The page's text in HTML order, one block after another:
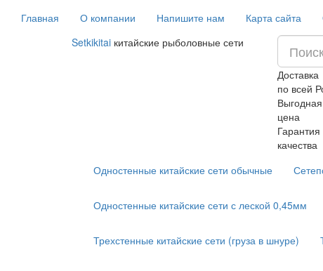
Главная О компании Напишите нам Карта сайта
Setkikitai китайские рыболовные сети
Доставка
по всей
Выгодная
цена
Гарантия
качества
Одностенные китайские сети обычные
Одностенные китайские сети с леской 0,45мм
Трехстенные китайские сети (груза в шнуре)